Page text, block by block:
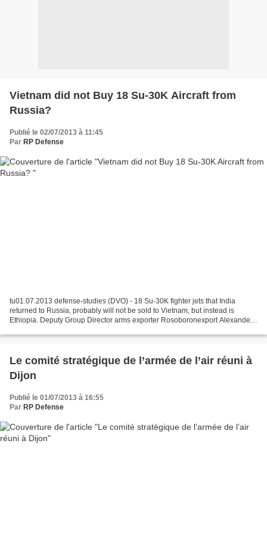
Vietnam did not Buy 18 Su-30K Aircraft from
Russia?
Publié le 02/07/2013 à 11:45
Par RP Defense
tu01.07.2013 defense-studies (DVO) - 18 Su-30K fighter jets that India
returned to Russia, probably will not be sold to Vietnam, but instead is
Ethiopia. Deputy Group Director arms exporter Rosoboronexport Alexander
Le comité stratégique de l’armée de l’air réuni à
Dijon
Publié le 01/07/2013 à 16:55
Par RP Defense